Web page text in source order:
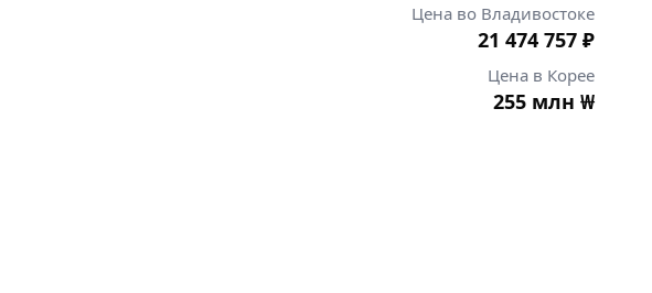
Цена во Владивостоке
21 474 757 ₽
Цена в Корее
255 млн ₩